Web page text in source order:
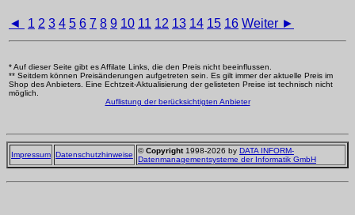
◄ 1 2 3 4 5 6 7 8 9 10 11 12 13 14 15 16 Weiter ►
* Auf dieser Seite gibt es Affilate Links, die den Preis nicht beeinflussen.
** Seitdem können Preisänderungen aufgetreten sein. Es gilt immer der aktuelle Preis im
Shop des Anbieters. Eine Echtzeit-Aktualisierung der gelisteten Preise ist technisch nicht
möglich.
Auflistung der berücksichtigten Anbieter
Impressum Datenschutzhinweise ©Copyright1998-2026 by DATA INFORM-
Datenmanagementsysteme der Informatik GmbH